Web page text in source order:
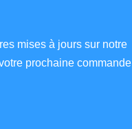
mises à jours sur notre
prochaine commande